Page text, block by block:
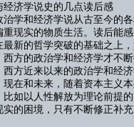
经济学说史的几点读后感
治学和经济学说从古至今的
重现实的物质生活。读后能
最新的哲学突破的基础之上
西方的政治学和经济学才不
西方近来以来的政治学和经
现在和未来，随着资本主义
比如以人性解放为理论前提
实的困境，只有不断修正补